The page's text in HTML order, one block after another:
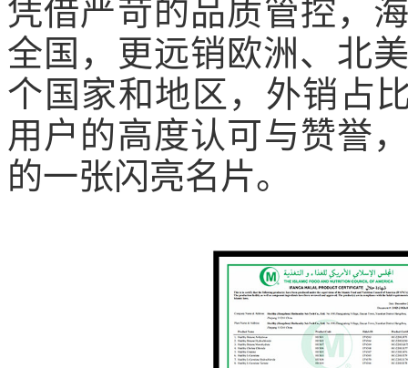
凭借严苛的品质管控，
全国，更远销欧洲、北
个国家和地区，外销占
用户的高度认可与赞誉
的一张闪亮名片。